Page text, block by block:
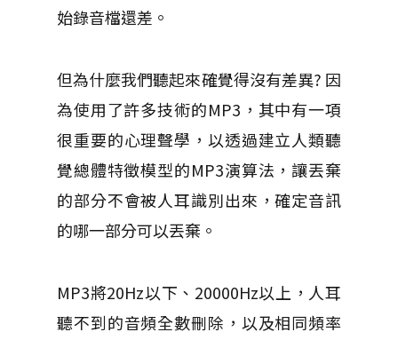
始錄音檔還差。
但為什麼我們聽起來確覺得沒有差異? 因
為使用了許多技術的MP3，其中有一項
很重要的心理聲學，以透過建立人類聽
覺總體特徵模型的MP3演算法，讓丟棄
的部分不會被人耳識別出來，確定音訊
的哪一部分可以丟棄。
MP3將20Hz以下、20000Hz以上，人耳
聽不到的音頻全數刪除，以及相同頻率